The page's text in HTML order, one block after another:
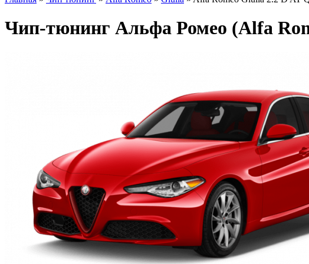
Чип-тюнинг Альфа Ромео (Alfa